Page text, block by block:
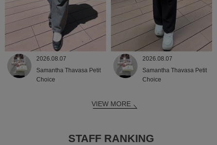
2026.08.07
Samantha Thavasa Petit
Choice
2026.08.07
Samantha Thavasa Petit
Choice
VIEW MORE
STAFF RANKING